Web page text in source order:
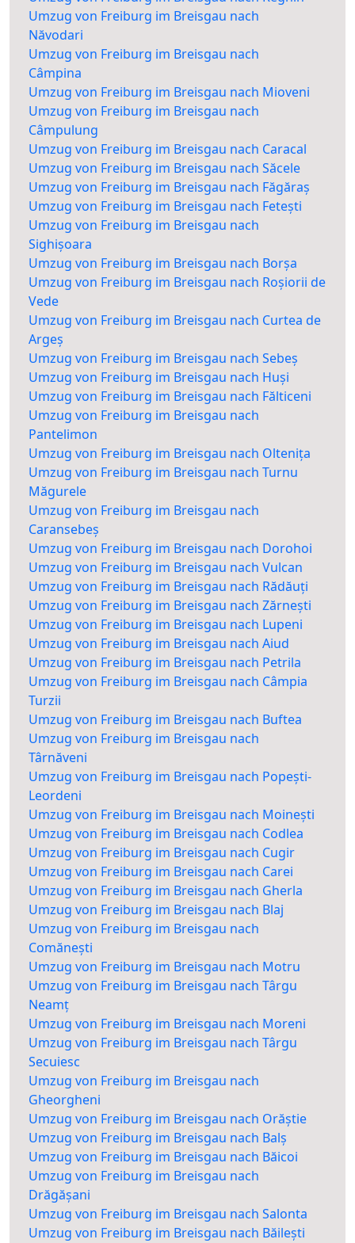
Umzug von Freiburg im Breisgau nach
Năvodari
Umzug von Freiburg im Breisgau nach
Câmpina
Umzug von Freiburg im Breisgau nach Mioveni
Umzug von Freiburg im Breisgau nach
Câmpulung
Umzug von Freiburg im Breisgau nach Caracal
Umzug von Freiburg im Breisgau nach Săcele
Umzug von Freiburg im Breisgau nach Făgăraș
Umzug von Freiburg im Breisgau nach Fetești
Umzug von Freiburg im Breisgau nach
Sighișoara
Umzug von Freiburg im Breisgau nach Borșa
Umzug von Freiburg im Breisgau nach Roșiorii de
Vede
Umzug von Freiburg im Breisgau nach Curtea de
Argeș
Umzug von Freiburg im Breisgau nach Sebeș
Umzug von Freiburg im Breisgau nach Huși
Umzug von Freiburg im Breisgau nach Fălticeni
Umzug von Freiburg im Breisgau nach
Pantelimon
Umzug von Freiburg im Breisgau nach Oltenița
Umzug von Freiburg im Breisgau nach Turnu
Măgurele
Umzug von Freiburg im Breisgau nach
Caransebeș
Umzug von Freiburg im Breisgau nach Dorohoi
Umzug von Freiburg im Breisgau nach Vulcan
Umzug von Freiburg im Breisgau nach Rădăuți
Umzug von Freiburg im Breisgau nach Zărnești
Umzug von Freiburg im Breisgau nach Lupeni
Umzug von Freiburg im Breisgau nach Aiud
Umzug von Freiburg im Breisgau nach Petrila
Umzug von Freiburg im Breisgau nach Câmpia
Turzii
Umzug von Freiburg im Breisgau nach Buftea
Umzug von Freiburg im Breisgau nach
Târnăveni
Umzug von Freiburg im Breisgau nach Popești-
Leordeni
Umzug von Freiburg im Breisgau nach Moinești
Umzug von Freiburg im Breisgau nach Codlea
Umzug von Freiburg im Breisgau nach Cugir
Umzug von Freiburg im Breisgau nach Carei
Umzug von Freiburg im Breisgau nach Gherla
Umzug von Freiburg im Breisgau nach Blaj
Umzug von Freiburg im Breisgau nach
Comănești
Umzug von Freiburg im Breisgau nach Motru
Umzug von Freiburg im Breisgau nach Târgu
Neamț
Umzug von Freiburg im Breisgau nach Moreni
Umzug von Freiburg im Breisgau nach Târgu
Secuiesc
Umzug von Freiburg im Breisgau nach
Gheorgheni
Umzug von Freiburg im Breisgau nach Orăștie
Umzug von Freiburg im Breisgau nach Balș
Umzug von Freiburg im Breisgau nach Băicoi
Umzug von Freiburg im Breisgau nach
Drăgășani
Umzug von Freiburg im Breisgau nach Salonta
Umzug von Freiburg im Breisgau nach Băilești